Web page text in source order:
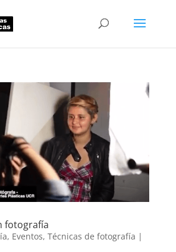
fotografía
, Eventos, Técnicas de fotografía |